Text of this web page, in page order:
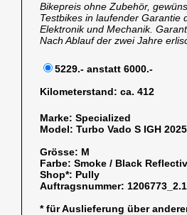
Bikepreis ohne Zubehör,
Testbikes in laufender Garantie
Elektronik und Mechanik.
Nach Ablauf der zwei Jahre
5229.- anstatt 6000.-
Kilometerstand: ca. 412
Marke: Specialized
Model: Turbo Vado S IGH 2025
Grösse: M
Farbe: Smoke / Black
Shop*: Pully
Auftragsnummer: 1206773_2.1
* für Auslieferung über